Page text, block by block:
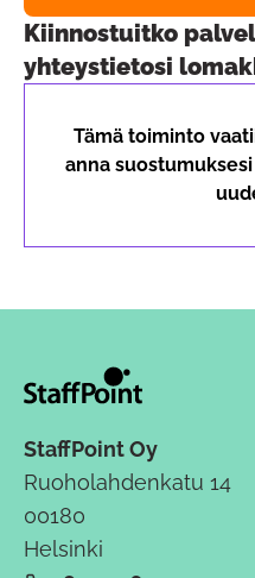
Kiinnostuitko
yhteystietosi
Tämä toiminto
anna
StaffPoint Oy
Ruoholahdenkatu 14
00180
Helsinki